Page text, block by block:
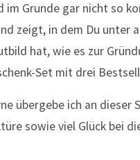
im Grunde gar nicht so
zeigt, in dem Du unter
hat, wie es zur
Set mit drei
übergebe ich an dieser
sowie viel Glück bei